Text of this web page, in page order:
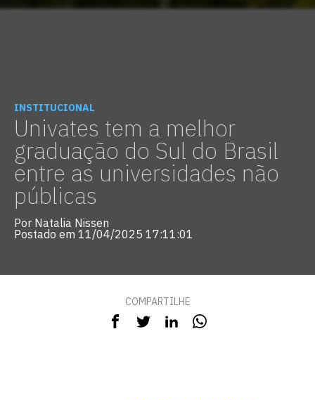
INSTITUCIONAL
Univates tem a melhor
graduação do Sul do Brasil
entre as universidades não
públicas
Por Natalia Nissen
Postado em 11/04/2025 17:11:01
COMPARTILHE